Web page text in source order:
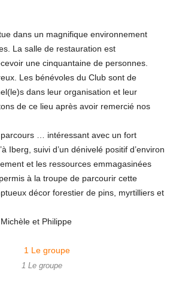
dans un magnifique environnement
La salle de restauration est
une cinquantaine de personnes.
Les bénévoles du Club sont de
dans leur organisation et leur
de ce lieu après avoir remercié nos
… intéressant avec un fort
Iberg, suivi d’un dénivelé positif d’environ
et les ressources emmagasinées
à la troupe de parcourir cette
décor forestier de pins, myrtilliers et
et Philippe
1 Le groupe